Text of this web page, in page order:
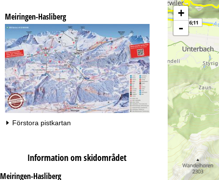
Meiringen-Hasliberg
Förstora pistkartan
Information om skidområdet
Meiringen-Hasliberg
+
-